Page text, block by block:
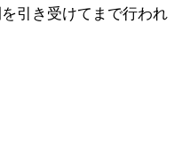
引き受けてまで行われ